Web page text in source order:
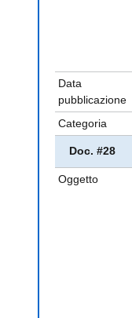
Data
pubblicazione
Categoria
Doc. #28
Oggetto